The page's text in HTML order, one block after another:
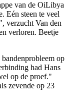
van de OiLibya
Eén steen te veel
verzucht Van den
verloren. Beetje
op
had Hans
op de proef."
zevende op 23